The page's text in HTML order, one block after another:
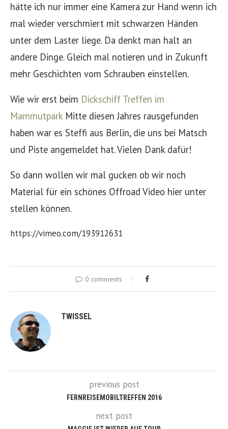
hätte ich nur immer eine Kamera zur Hand wenn ich
mal wieder verschmiert mit schwarzen Händen
unter dem Laster liege. Da denkt man halt an
andere Dinge. Gleich mal notieren und in Zukunft
mehr Geschichten vom Schrauben einstellen.
Wie wir erst beim Dickschiff Treffen im
Mammutpark Mitte diesen Jahres rausgefunden
haben war es Steffi aus Berlin, die uns bei Matsch
und Piste angemeldet hat. Vielen Dank dafür!
So dann wollen wir mal gucken ob wir noch
Material für ein schönes Offroad Video hier unter
stellen können.
https://vimeo.com/193912631
0 comments
TWISSEL
previous post
FERNREISEMOBILTREFFEN 2016
next post